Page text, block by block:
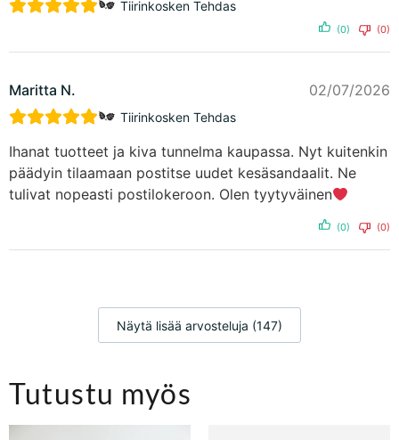
Tiirinkosken Tehdas
(0) (0)
Maritta N. 02/07/2026
Tiirinkosken Tehdas
Ihanat tuotteet ja kiva tunnelma kaupassa. Nyt kuitenkin
päädyin tilaamaan postitse uudet kesäsandaalit. Ne
tulivat nopeasti postilokeroon. Olen tyytyväinen
(0) (0)
Näytä lisää arvosteluja (147)
Tutustu myös